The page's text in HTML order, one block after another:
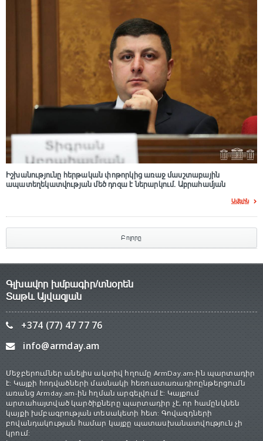
Իշխանությունը հերթական փոթորկից առաջ մասշտաբային
ապատեղեկատվության մեծ դnզա է ներարկում․ Աբրահամյան
Ավելին
Բոլորը
Գլխավոր խմբագիր/տնօրեն
Տաթև Այվազյան
+374 (77) 47 77 76
info@armday.am
Մեջբերումներ անելիս ակտիվ հղումը ArmDay.am-ին պարտադիր
է: Կայքի հոդվածների մասնակի հեռուստառադիոընթերցումն
առանց Armday.am-ին հղման արգելվում է: Կայքում
արտահայտված կարծիքները պարտադիր չէ, որ համընկնեն
կայքի խմբագրության տեսակետի հետ: Գովազդների
բովանդակության համար կայքը պատասխանատվություն չի
կրում: